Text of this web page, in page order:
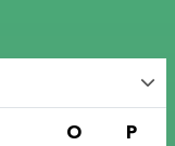
O P